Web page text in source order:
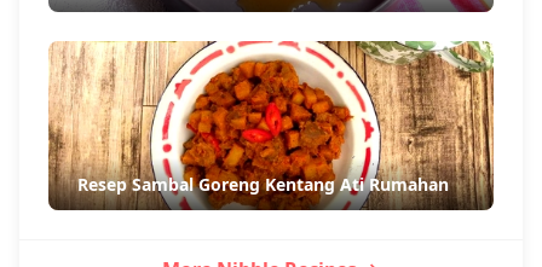
Resep Sambal Goreng Kentang Ati Rumahan